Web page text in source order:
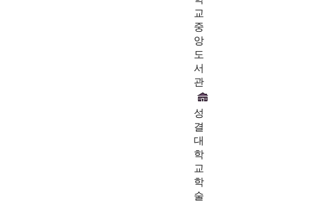
교
중
앙
도
서
관
성
결
대
학
교
학
술